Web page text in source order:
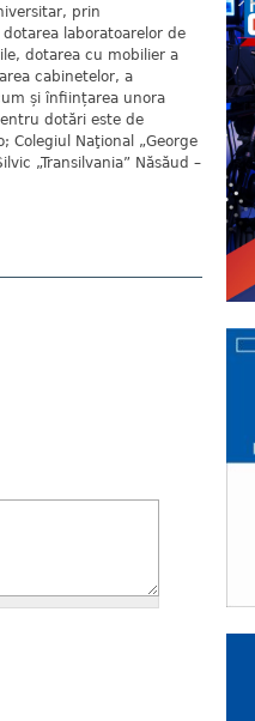
prin
laboratoarelor de
dotarea cu mobilier a
cabinetelor, a
și înființarea unora
dotări este de
Colegiul Naţional „George
„Transilvania” Năsăud –